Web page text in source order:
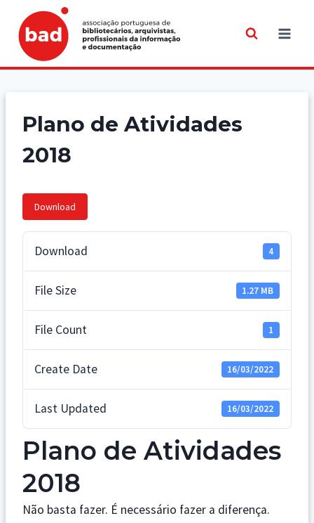
content
Plano de Atividades
2018
Download
Download 4
File Size 1.27 MB
File Count 1
Create Date 16/03/2022
Last Updated 16/03/2022
Plano de Atividades
2018
Não basta fazer. É necessário fazer a diferença.